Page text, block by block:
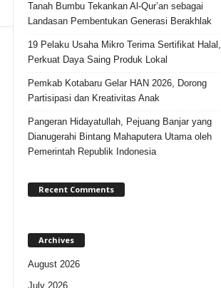
Tanah Bumbu Tekankan Al-Qur’an sebagai
Landasan Pembentukan Generasi Berakhlak
19 Pelaku Usaha Mikro Terima Sertifikat Halal,
Perkuat Daya Saing Produk Lokal
Pemkab Kotabaru Gelar HAN 2026, Dorong
Partisipasi dan Kreativitas Anak
Pangeran Hidayatullah, Pejuang Banjar yang
Dianugerahi Bintang Mahaputera Utama oleh
Pemerintah Republik Indonesia
Recent Comments
Archives
August 2026
July 2026